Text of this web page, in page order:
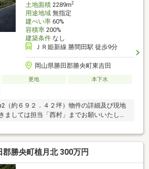
土地面積2289m2
用途地域無指定
建ぺい率60%
容積率200%
建築条件なし
ＪＲ姫新線 勝間田駅 徒歩9分
岡山県勝田郡勝央町東吉田
更地
本下水
（約６９２．４２坪）物件の詳細及び現地
ましては担当「西村」までお願いいたしま
郡勝央町植月北 300万円